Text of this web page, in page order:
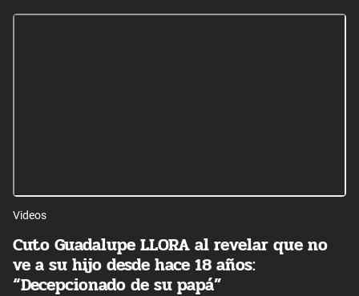
Videos
Cuto Guadalupe LLORA al revelar que no
ve a su hijo desde hace 18 años:
“Decepcionado de su papá”